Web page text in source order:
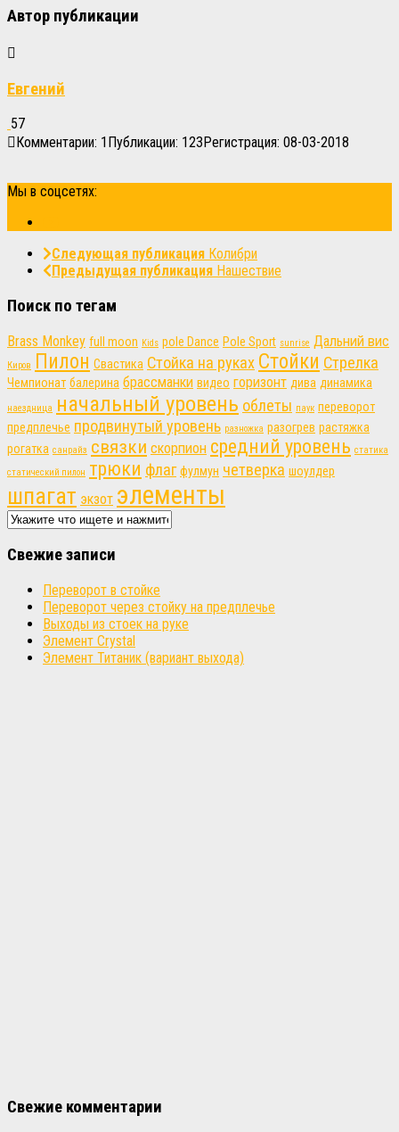
Автор публикации
Евгений
57
Комментарии: 1 Публикации: 123 Регистрация: 08-03-2018
Мы в соцсетях:
Следующая публикация Колибри
Предыдущая публикация Нашествие
Поиск по тегам
Brass Monkey full moon Kids pole Dance Pole Sport sunrise Дальний вис
Киров Пилон Свастика Стойка на руках Стойки Стрелка
Чемпионат балерина брассманки видео горизонт дива динамика
наездница начальный уровень облеты паук переворот
предплечье продвинутый уровень разножка разогрев растяжка
рогатка санрайз связки скорпион средний уровень статика
статический пилон трюки флаг фулмун четверка шоулдер
шпагат экзот элементы
Свежие записи
Переворот в стойке
Переворот через стойку на предплечье
Выходы из стоек на руке
Элемент Crystal
Элемент Титаник (вариант выхода)
Свежие комментарии